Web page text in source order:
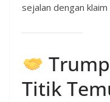
sejalan dengan
Titik